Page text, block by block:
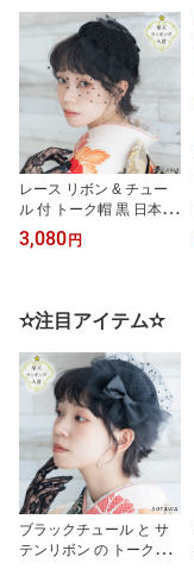
ルースカート ジャガード
ジュレップ
レース リボン & チュー
ル 付 トーク帽 黒 日本製
so017 ヘッドドレス トー
クハット カクテルハット
スト ヘアアクセサリー
ブライダル 成人式 卒業
式 前撮り 七五三
3,080円
✫注目アイテム✫
ブラックチュール と サ
テンリボン の トーク帽